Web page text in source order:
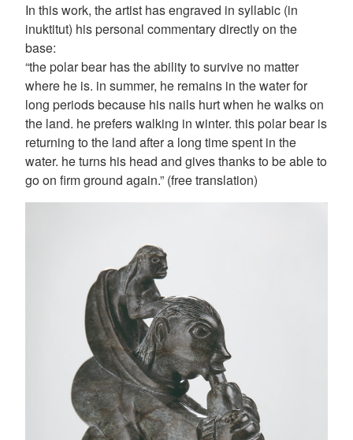
In this work, the artist has engraved in syllabic (in
inuktitut) his personal commentary directly on the
base:
“the polar bear has the ability to survive no matter
where he is. in summer, he remains in the water for
long periods because his nails hurt when he walks on
the land. he prefers walking in winter. this polar bear is
returning to the land after a long time spent in the
water. he turns his head and gives thanks to be able to
go on firm ground again.” (free translation)